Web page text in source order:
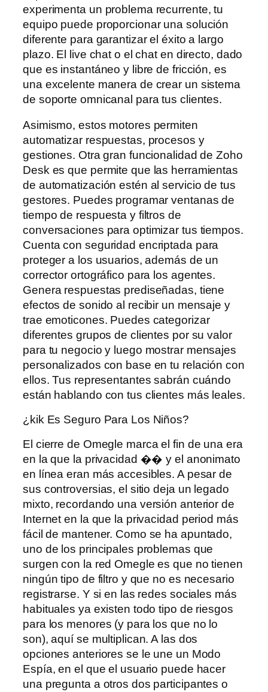
experimenta un problema recurrente, tu
equipo puede proporcionar una solución
diferente para garantizar el éxito a largo
plazo. El live chat o el chat en directo, dado
que es instantáneo y libre de fricción, es
una excelente manera de crear un sistema
de soporte omnicanal para tus clientes.
Asimismo, estos motores permiten
automatizar respuestas, procesos y
gestiones. Otra gran funcionalidad de Zoho
Desk es que permite que las herramientas
de automatización estén al servicio de tus
gestores. Puedes programar ventanas de
tiempo de respuesta y filtros de
conversaciones para optimizar tus tiempos.
Cuenta con seguridad encriptada para
proteger a los usuarios, además de un
corrector ortográfico para los agentes.
Genera respuestas prediseñadas, tiene
efectos de sonido al recibir un mensaje y
trae emoticones. Puedes categorizar
diferentes grupos de clientes por su valor
para tu negocio y luego mostrar mensajes
personalizados con base ​​en tu relación con
ellos. Tus representantes sabrán cuándo
están hablando con tus clientes más leales.
¿kik Es Seguro Para Los Niños?
El cierre de Omegle marca el fin de una era
en la que la privacidad �� y el anonimato
en línea eran más accesibles. A pesar de
sus controversias, el sitio deja un legado
mixto, recordando una versión anterior de
Internet en la que la privacidad period más
fácil de mantener. Como se ha apuntado,
uno de los principales problemas que
surgen con la red Omegle es que no tienen
ningún tipo de filtro y que no es necesario
registrarse. Y si en las redes sociales más
habituales ya existen todo tipo de riesgos
para los menores (y para los que no lo
son), aquí se multiplican. A las dos
opciones anteriores se le une un Modo
Espía, en el que el usuario puede hacer
una pregunta a otros dos participantes o